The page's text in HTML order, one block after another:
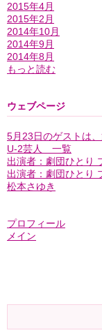
2015年4月
2015年2月
2014年10月
2014年9月
2014年8月
もっと読む
ウェブページ
5月23日のゲストは
U-2芸人 一覧
出演者：劇団ひとり
出演者：劇団ひとり
松本さゆき
プロフィール
メイン